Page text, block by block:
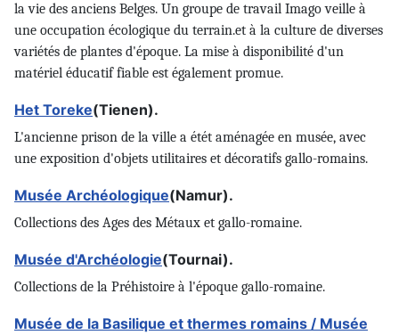
la vie des anciens Belges. Un groupe de travail Imago veille à
une occupation écologique du terrain.et à la culture de diverses
variétés de plantes d'époque. La mise à disponibilité d'un
matériel éducatif fiable est également promue.
Het Toreke(Tienen).
L'ancienne prison de la ville a étét aménagée en musée, avec
une exposition d'objets utilitaires et décoratifs gallo-romains.
Musée Archéologique(Namur).
Collections des Ages des Métaux et gallo-romaine.
Musée d'Archéologie(Tournai).
Collections de la Préhistoire à l'époque gallo-romaine.
Musée de la Basilique et thermes romains / Musée